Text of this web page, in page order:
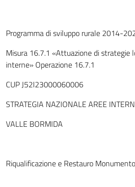
Programma di sviluppo rurale 2014-
Misura 16.7.1 «Attuazione di strategie
interne» Operazione 16.7.1
CUP J52I23000060006
STRATEGIA NAZIONALE AREE
VALLE BORMIDA
Riqualificazione e Restauro